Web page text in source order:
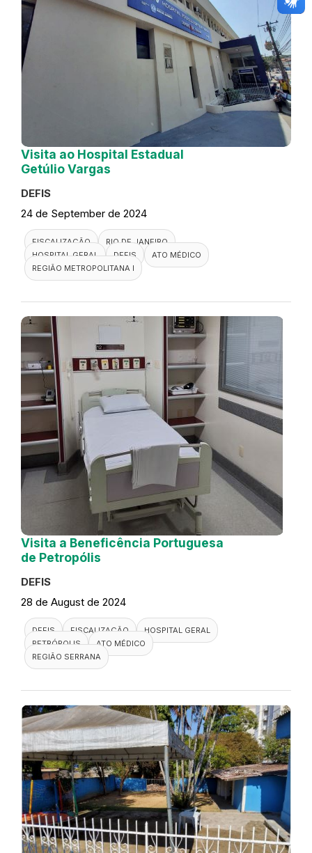
Visita ao Hospital Estadual
Getúlio Vargas
DEFIS
24 de September de 2024
FISCALIZAÇÃO
RIO DE JANEIRO
HOSPITAL GERAL
DEFIS
ATO MÉDICO
REGIÃO METROPOLITANA I
Visita a Beneficência Portuguesa
de Petropólis
DEFIS
28 de August de 2024
DEFIS FISCALIZAÇÃO
HOSPITAL GERAL
PETRÓPOLIS
ATO MÉDICO
REGIÃO SERRANA